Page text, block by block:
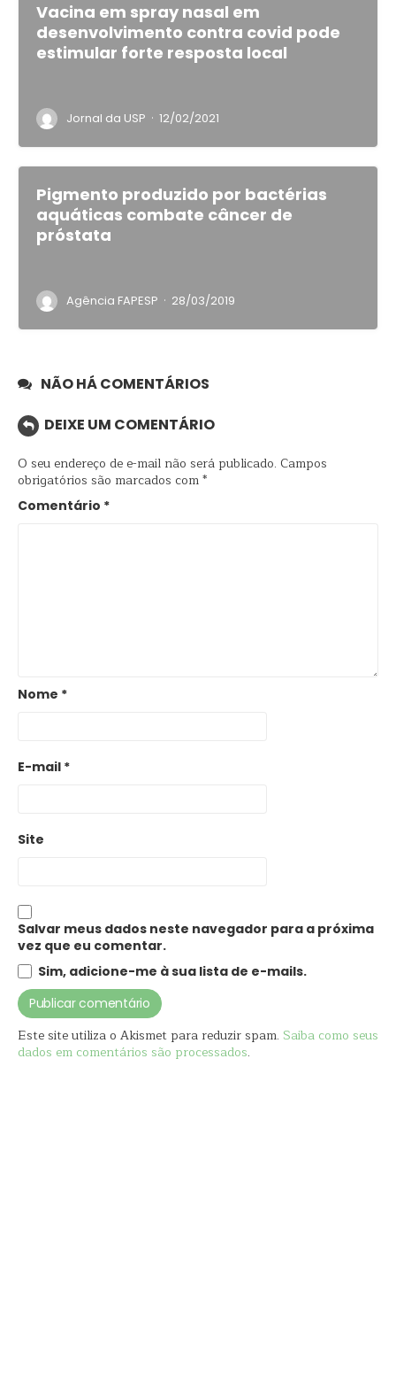
Vacina em spray nasal em
desenvolvimento contra covid pode
estimular forte resposta local
Jornal da USP · 12/02/2021
Pigmento produzido por bactérias
aquáticas combate câncer de
próstata
Agência FAPESP · 28/03/2019
NÃO HÁ COMENTÁRIOS
DEIXE UM COMENTÁRIO
O seu endereço de e-mail não será publicado. Campos
obrigatórios são marcados com*
Comentário *
Nome *
E-mail *
Site
Salvar meus dados neste navegador para a próxima
vez que eu comentar.
Sim, adicione-me à sua lista de e-mails.
Este site utiliza o Akismet para reduzir spam. Saiba como seus
dados em comentários são processados.